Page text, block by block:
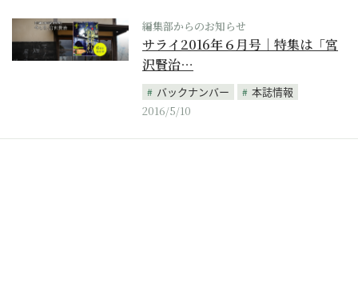
編集部からのお知らせ
サライ2016年６月号｜特集は「宮
沢賢治…
バックナンバー
本誌情報
2016/5/10